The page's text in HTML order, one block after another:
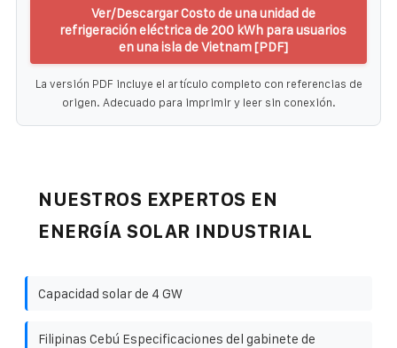
Ver/Descargar Costo de una unidad de
refrigeración eléctrica de 200 kWh para usuarios
en una isla de Vietnam [PDF]
La versión PDF incluye el artículo completo con referencias de
origen. Adecuado para imprimir y leer sin conexión.
NUESTROS EXPERTOS EN
ENERGÍA SOLAR INDUSTRIAL
Capacidad solar de 4 GW
Filipinas Cebú Especificaciones del gabinete de